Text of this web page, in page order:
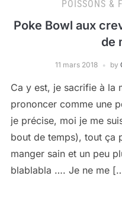
POISSONS &
Poke Bowl aux
de
11 mars 2018 by
Ca y est, je sacrifie à la
prononcer comme une
je précise, moi je me
bout de temps), tout ça
manger sain et un peu
blablabla …. Je ne me